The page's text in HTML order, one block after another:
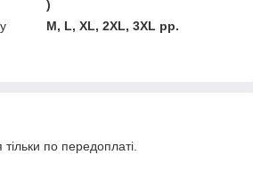
)
M, L, XL, 2XL, 3XL рр.
по передоплаті.